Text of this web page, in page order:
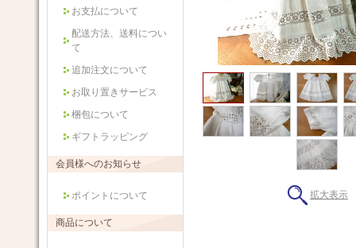
お支払について
配送方法、送料につい
て
追加注文について
お取り置きサービス
梱包について
ギフトラッピング
会員様へのお知らせ
ポイントについて
商品について
拡大表示